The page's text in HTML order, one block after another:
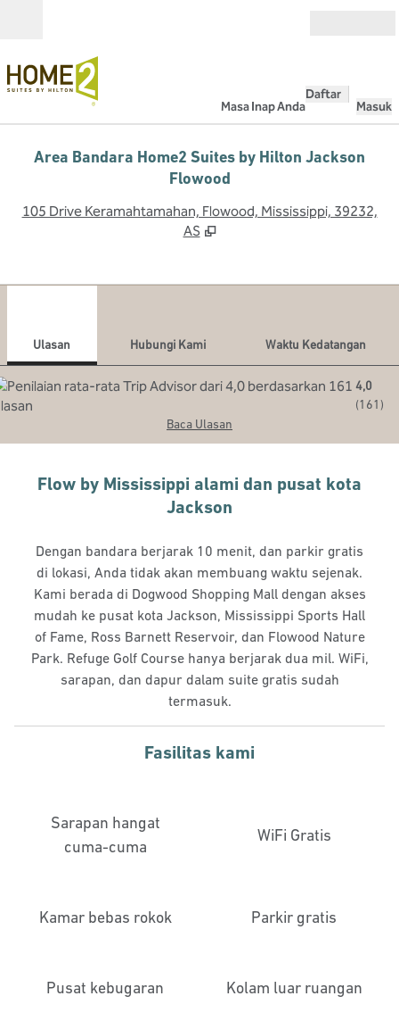
Masa Inap Anda
Daftar
Masuk
Area Bandara Home2 Suites by Hilton Jackson
Flowood
105 Drive Keramahtamahan, Flowood, Mississippi, 39232,
AS
Ulasan Hubungi Kami
Waktu Kedatangan
4,0
(161)
Baca Ulasan
Flow by Mississippi alami dan pusat kota
Jackson
Dengan bandara berjarak 10 menit, dan parkir gratis
di lokasi, Anda tidak akan membuang waktu sejenak.
Kami berada di Dogwood Shopping Mall dengan akses
mudah ke pusat kota Jackson, Mississippi Sports Hall
of Fame, Ross Barnett Reservoir, dan Flowood Nature
Park. Refuge Golf Course hanya berjarak dua mil. WiFi,
sarapan, dan dapur dalam suite gratis sudah
termasuk.
Fasilitas kami
Sarapan hangat
cuma-cuma
WiFi Gratis
Kamar bebas rokok Parkir gratis
Pusat kebugaran Kolam luar ruangan